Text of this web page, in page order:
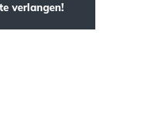
verlangen!